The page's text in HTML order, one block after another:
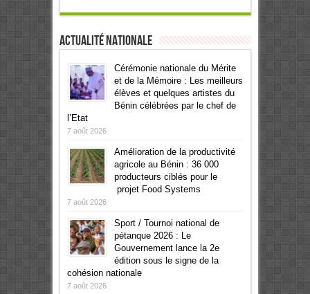
Actualité Nationale
Cérémonie nationale du Mérite
et de la Mémoire : Les meilleurs
élèves et quelques artistes du
Bénin célébrées par le chef de
l’Etat
7 août 2026
Amélioration de la productivité
agricole au Bénin : 36 000
producteurs ciblés pour le
projet Food Systems
7 août 2026
Sport / Tournoi national de
pétanque 2026 : Le
Gouvernement lance la 2e
édition sous le signe de la
cohésion nationale
7 août 2026